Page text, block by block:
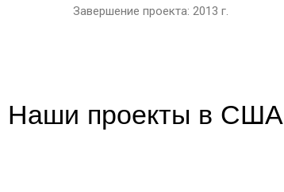
Завершение проекта: 2013 г.
Наши проекты в США